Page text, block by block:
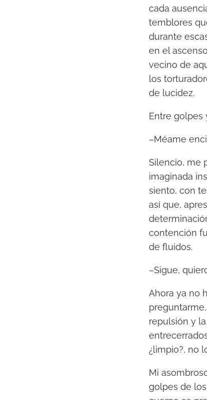
a
u
d
i
o
cada
temblores
durante
en el
vecino de
los
de lucidez.
Entre golpes
–Méame
Silencio, me
imaginada
siento, con
así que,
contención
de fluidos.
–Sigue,
Ahora ya no
repulsión y
¿limpio?, no
Mi
golpes de